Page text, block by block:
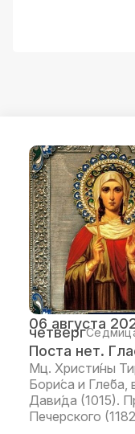
06 августа
четверг
Поста нет.
Мц. Христи́ны
Бори́са и
Дави́да (1015).
Печерского